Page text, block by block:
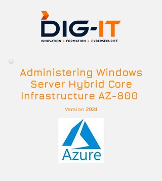
Administering Windows
Server Hybrid Core
Infrastructure AZ-800
Version 2024